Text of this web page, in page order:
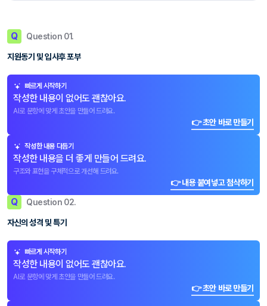
Q Question 01.
지원동기 및 입사후 포부
빠르게 시작하기
작성한 내용이 없어도 괜찮아요.
AI로 문항에 맞게 초안을 만들어 드려요.
👉 초안 바로 만들기
작성한 내용 다듬기
작성한 내용을 더 좋게 만들어 드려요.
구조와 표현을 구체적으로 개선해 드려요.
👉 내용 붙여넣고 첨삭하기
Q Question 02.
자신의 성격 및 특기
빠르게 시작하기
작성한 내용이 없어도 괜찮아요.
AI로 문항에 맞게 초안을 만들어 드려요.
👉 초안 바로 만들기